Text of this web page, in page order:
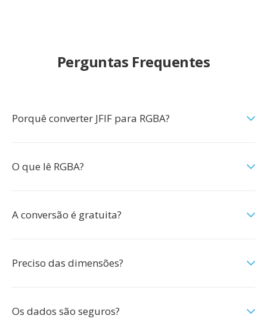
Perguntas Frequentes
Porquê converter JFIF para RGBA?
O que lê RGBA?
A conversão é gratuita?
Preciso das dimensões?
Os dados são seguros?